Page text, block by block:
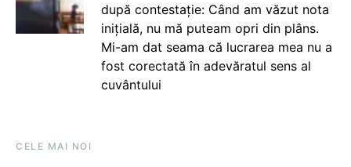
după contestație: Când am văzut nota
inițială, nu mă puteam opri din plâns.
Mi-am dat seama că lucrarea mea nu a
fost corectată în adevăratul sens al
cuvântului
CELE MAI NOI